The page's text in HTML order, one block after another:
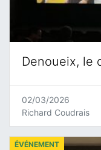
Denoueix, le
02/03/2026
Richard Coudrais
ÉVÉNEMENT